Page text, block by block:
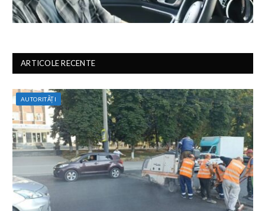
ARTICOLE RECENTE
AUTORITĂȚI